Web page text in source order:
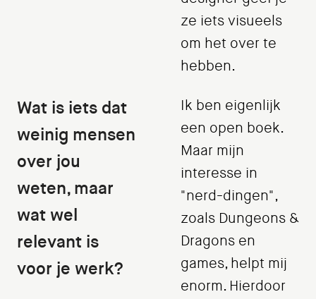
ze iets visueels
om het over te
hebben.
Wat is iets dat
weinig mensen
over jou
weten, maar
wat wel
relevant is
voor je werk?
Ik ben eigenlijk
een open boek.
Maar mijn
interesse in
"nerd-dingen",
zoals Dungeons &
Dragons en
games, helpt mij
enorm. Hierdoor